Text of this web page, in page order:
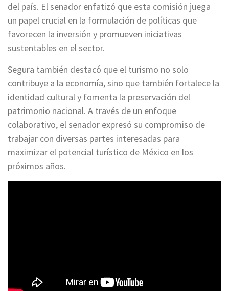
del país. El senador enfatizó que esta comisión juega
un papel crucial en la formulación de políticas que
favorecen la inversión y promueven iniciativas
sustentables en el sector.
Segura también destacó que el turismo no solo
contribuye a la economía, sino que también fortalece la
identidad cultural y fomenta la preservación del
patrimonio nacional. A través de un enfoque
colaborativo, el senador expresó su compromiso de
trabajar con diversas partes interesadas para
maximizar el potencial turístico de México en los
próximos años.